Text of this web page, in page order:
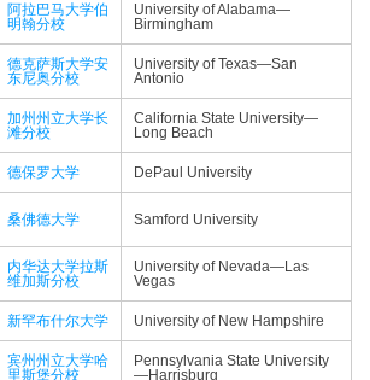
阿拉巴马大学伯
明翰分校
University of Alabama—​
Birmingham
德克萨斯大学安
东尼奥分校
University of Texas—​San
Antonio
加州州立大学长
滩分校
California State University—​
Long Beach
德保罗大学 DePaul University
桑佛德大学 Samford University
内华达大学拉斯
维加斯分校
University of Nevada—​Las
Vegas
新罕布什尔大学 University of New Hampshire
宾州州立大学哈
里斯堡分校
Pennsylvania State University
—​Harrisburg